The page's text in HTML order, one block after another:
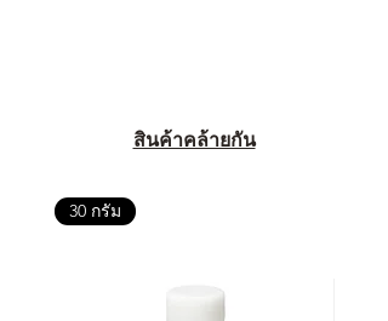
สินค้าคล้ายกัน
30 กรัม